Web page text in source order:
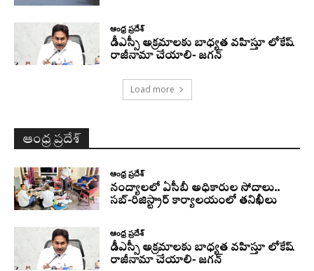
ఆంధ్ర ప్రదేశ్
డీఎస్సీ అక్రమాలకు బాధ్యత వహిస్తూ లోకేష్‌
రాజీనామా చేయాలి- జగన్
Load more
ఆంధ్ర ప్రదేశ్
ఆంధ్ర ప్రదేశ్
నంద్యాలలో ఏసీబీ అధికారుల సోదాలు..
సబ్-రిజిస్ట్రార్ కార్యాలయంలో తనిఖీలు
ఆంధ్ర ప్రదేశ్
డీఎస్సీ అక్రమాలకు బాధ్యత వహిస్తూ లోకేష్‌
రాజీనామా చేయాలి- జగన్